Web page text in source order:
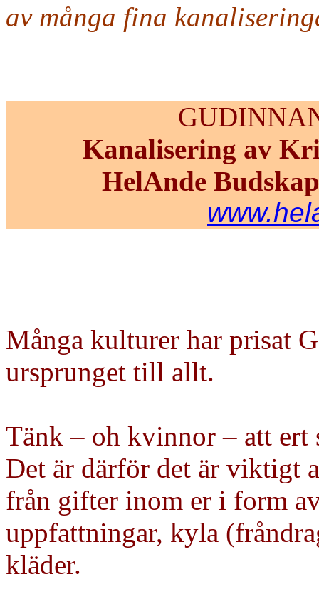
av många fina
Kanalisering av
HelAnde
Många kulturer har prisat
ursprunget till allt.
Tänk – oh kvinnor – att
Det är därför det är viktigt
från gifter inom er i form
uppfattningar, kyla
kläder.